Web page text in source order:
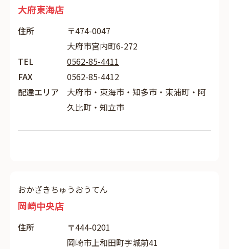
大府東海店
住所
〒474-0047
大府市宮内町6-272
TEL
0562-85-4411
FAX
0562-85-4412
配達エリア
大府市・東海市・知多市・東浦町・阿
久比町・知立市
おかざきちゅうおうてん
岡崎中央店
住所
〒444-0201
岡崎市上和田町字城前41